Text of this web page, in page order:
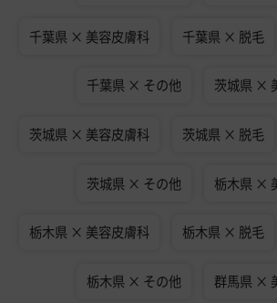
千葉県 × 美容皮膚科 千葉県 × 脱毛
千葉県 × その他 茨城県 ×
茨城県 × 美容皮膚科 茨城県 × 脱毛
茨城県 × その他 栃木県 ×
栃木県 × 美容皮膚科 栃木県 × 脱毛
栃木県 × その他 群馬県 ×